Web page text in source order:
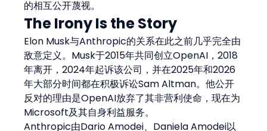
的相互公开蔑视。
The Irony Is the Story
Elon Musk与Anthropic的关系在此之前几乎完全由
敌意定义。Musk于2015年共同创立OpenAI，2018
年离开，2024年起诉该公司，并在2025年和2026
年大部分时间都在积极诉讼Sam Altman。他公开
反对的理由是OpenAI放弃了其非营利使命，现在为
Microsoft及其自身利益服务。
Anthropic由Dario Amodei、Daniela Amodei以